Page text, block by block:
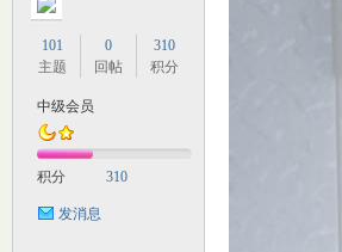
101
主题
0
回帖
310
积分
中级会员
积分 310
发消息